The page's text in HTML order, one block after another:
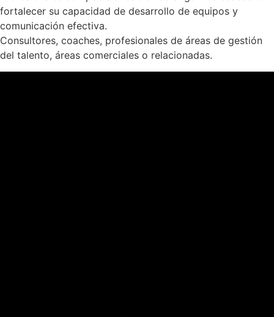
fortalecer su capacidad de desarrollo de equipos y
comunicación efectiva.
Consultores, coaches, profesionales de áreas de gestión
del talento, áreas comerciales o relacionadas.